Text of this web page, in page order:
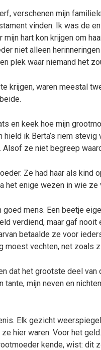
verschenen mijn
vinden. Ik was de
mijn hart kon krijgen om
niet alleen
plek waar niemand het
krijgen, waren meestal
en keek hoe mijn
hield ik Berta’s riem
Alsof ze niet begreep
Ze had haar als kind
het enige wezen in wie ze
mens. Een beetje
verdiend, maar gaf nooit
betaalde ze voor
moest vechten, net zoals
dat het grootste deel van
tante, mijn neven en
Elk gezicht
hier waren. Voor het
kende, wist: dit